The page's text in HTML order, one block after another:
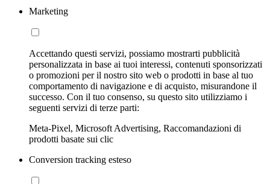
Marketing
Accettando questi servizi, possiamo mostrarti pubblicità
personalizzata in base ai tuoi interessi, contenuti sponsorizzati
o promozioni per il nostro sito web o prodotti in base al tuo
comportamento di navigazione e di acquisto, misurandone il
successo. Con il tuo consenso, su questo sito utilizziamo i
seguenti servizi di terze parti:
Meta-Pixel, Microsoft Advertising, Raccomandazioni di
prodotti basate sui clic
Conversion tracking esteso